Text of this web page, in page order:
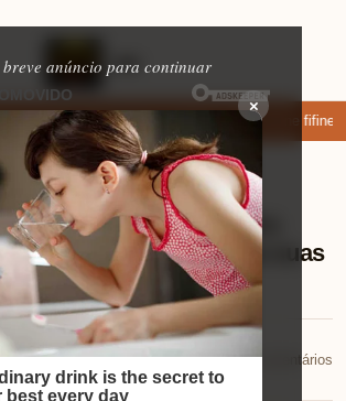
breve anúncio para continuar
×
enviar fotos e vídeos Microfone fifine
de leitura
Moto G05: descubra
de 50MP transforma suas
📅 02/12/2025💬 0 comentários